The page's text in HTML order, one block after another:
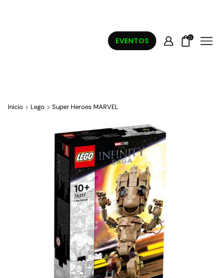
EVENTOS 0
Inicio Lego Super Heroes MARVEL